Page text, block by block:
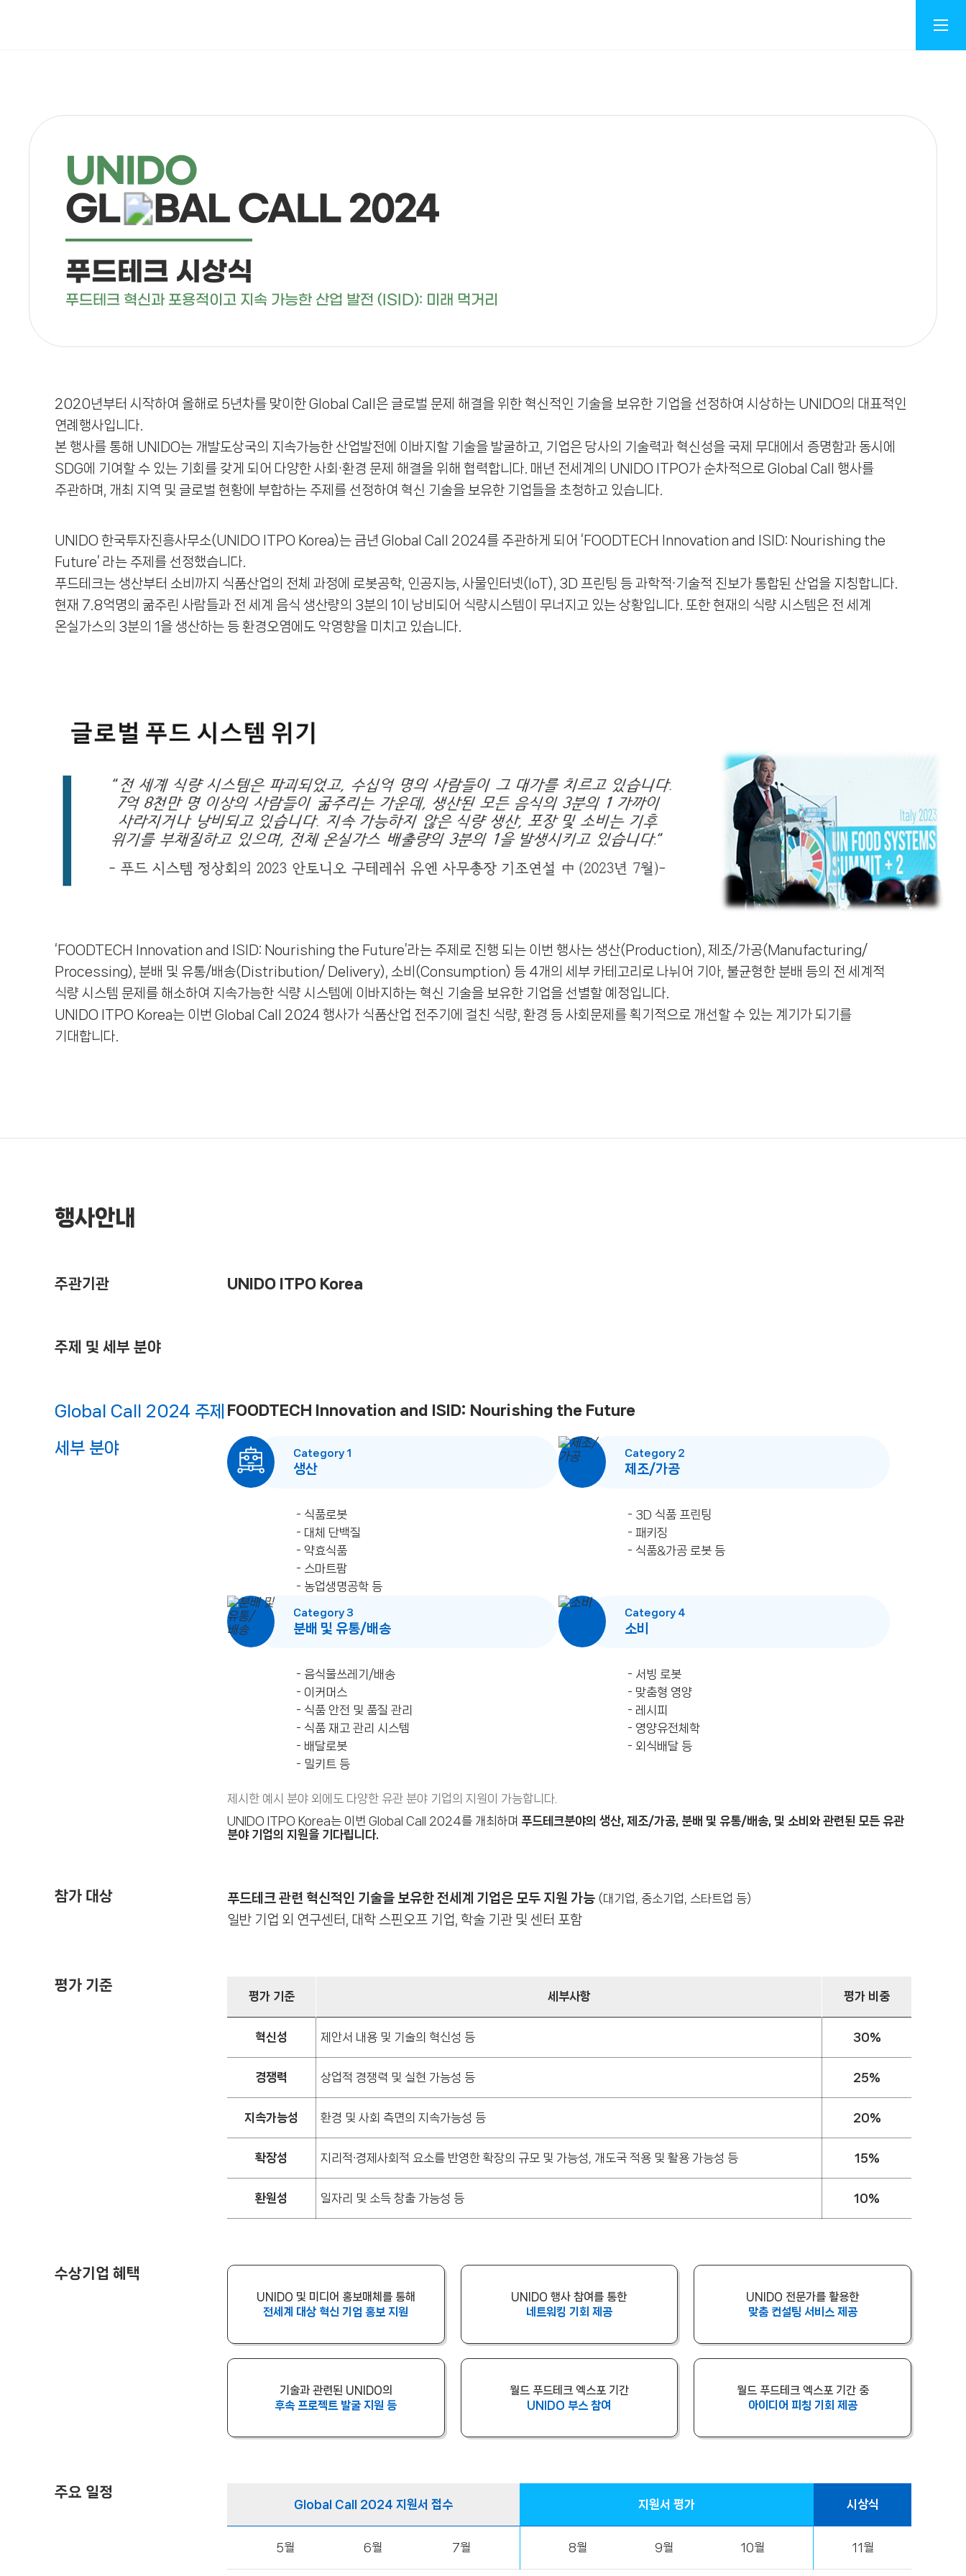
푸드테크 시상식
푸드테크 혁신과 포용적이고 지속 가능한 산업 발전 (ISID): 미래 먹거리
2020년부터 시작하여 올해로 5년차를 맞이한 Global Call은 글로벌 문제 해결을 위한 혁신적인 기술을 보유한 기업을 선정하여 시상하는 UNIDO의 대표적인
연례행사입니다.
본 행사를 통해 UNIDO는 개발도상국의 지속가능한 산업발전에 이바지할 기술을 발굴하고, 기업은 당사의 기술력과 혁신성을 국제 무대에서 증명함과 동시에
SDG에 기여할 수 있는 기회를 갖게 되어 다양한 사회∙환경 문제 해결을 위해 협력합니다. 매년 전세계의 UNIDO ITPO가 순차적으로 Global Call 행사를
주관하며, 개최 지역 및 글로벌 현황에 부합하는 주제를 선정하여 혁신 기술을 보유한 기업들을 초청하고 있습니다.
UNIDO 한국투자진흥사무소(UNIDO ITPO Korea)는 금년 Global Call 2024를 주관하게 되어 ‘FOODTECH Innovation and ISID: Nourishing the
Future’ 라는 주제를 선정했습니다.
푸드테크는 생산부터 소비까지 식품산업의 전체 과정에 로봇공학, 인공지능, 사물인터넷(IoT), 3D 프린팅 등 과학적∙기술적 진보가 통합된 산업을 지칭합니다.
현재 7.8억명의 굶주린 사람들과 전 세계 음식 생산량의 3분의 1이 낭비되어 식량시스템이 무너지고 있는 상황입니다. 또한 현재의 식량 시스템은 전 세계
온실가스의 3분의 1을 생산하는 등 환경오염에도 악영향을 미치고 있습니다.
‘FOODTECH Innovation and ISID: Nourishing the Future’라는 주제로 진행 되는 이번 행사는 생산(Production), 제조/가공(Manufacturing/
Processing), 분배 및 유통/배송(Distribution/ Delivery), 소비(Consumption) 등 4개의 세부 카테고리로 나뉘어 기아, 불균형한 분배 등의 전 세계적
식량 시스템 문제를 해소하여 지속가능한 식량 시스템에 이바지하는 혁신 기술을 보유한 기업을 선별할 예정입니다.
UNIDO ITPO Korea는 이번 Global Call 2024 행사가 식품산업 전주기에 걸친 식량, 환경 등 사회문제를 획기적으로 개선할 수 있는 계기가 되기를
기대합니다.
행사안내
주관기관 UNIDO ITPO Korea
주제 및 세부 분야
Global Call 2024 주제
세부 분야
FOODTECH Innovation and ISID: Nourishing the Future
Category 1
생산
- 식품로봇
- 대체 단백질
- 약효식품
- 스마트팜
- 농업생명공학 등
Category 2
제조/가공
- 3D 식품 프린팅
- 패키징
- 식품&가공 로봇 등
Category 3
분배 및 유통/배송
- 음식물쓰레기/배송
- 이커머스
- 식품 안전 및 품질 관리
- 식품 재고 관리 시스템
- 배달로봇
- 밀키트 등
Category 4
소비
- 서빙 로봇
- 맞춤형 영양
- 레시피
- 영양유전체학
- 외식배달 등
제시한 예시 분야 외에도 다양한 유관 분야 기업의 지원이 가능합니다.
UNIDO ITPO Korea는 이번 Global Call 2024를 개최하며 푸드테크분야의 생산, 제조/가공, 분배 및 유통/배송, 및 소비와 관련된 모든 유관
분야 기업의 지원을 기다립니다.
참가 대상 푸드테크 관련 혁신적인 기술을 보유한 전세계 기업은 모두 지원 가능 (대기업, 중소기업, 스타트업 등)
일반 기업 외 연구센터, 대학 스핀오프 기업, 학술 기관 및 센터 포함
평가 기준
평가 기준 세부사항 평가 비중
혁신성 제안서 내용 및 기술의 혁신성 등 30%
경쟁력 상업적 경쟁력 및 실현 가능성 등 25%
지속가능성 환경 및 사회 측면의 지속가능성 등 20%
확장성 지리적∙경제사회적 요소를 반영한 확장의 규모 및 가능성, 개도국 적용 및 활용 가능성 등 15%
환원성 일자리 및 소득 창출 가능성 등 10%
수상기업 혜택
UNIDO 및 미디어 홍보매체를 통해
전세계 대상 혁신 기업 홍보 지원
UNIDO 행사 참여를 통한
네트워킹 기회 제공
UNIDO 전문가를 활용한
맞춤 컨설팅 서비스 제공
기술과 관련된 UNIDO의
후속 프로젝트 발굴 지원 등
월드 푸드테크 엑스포 기간
UNIDO 부스 참여
월드 푸드테크 엑스포 기간 중
아이디어 피칭 기회 제공
주요 일정
Global Call 2024 지원서 접수
5월 6월 7월
지원서 평가
8월 9월 10월
시상식
11월